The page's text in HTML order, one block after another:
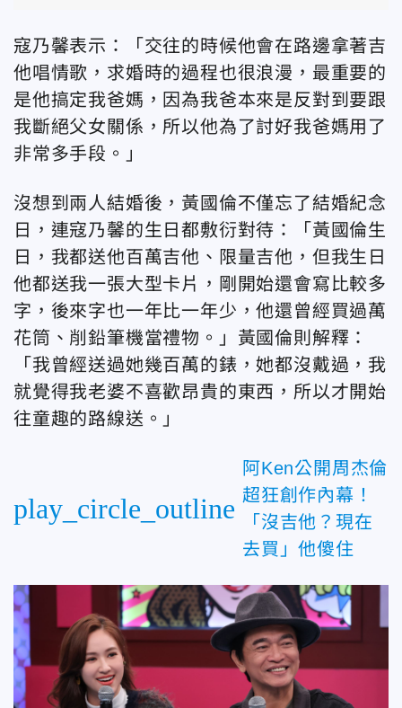
寇乃馨表示：「交往的時候他會在路邊拿著吉
他唱情歌，求婚時的過程也很浪漫，最重要的
是他搞定我爸媽，因為我爸本來是反對到要跟
我斷絕父女關係，所以他為了討好我爸媽用了
非常多手段。」
沒想到兩人結婚後，黃國倫不僅忘了結婚紀念
日，連寇乃馨的生日都敷衍對待：「黃國倫生
日，我都送他百萬吉他、限量吉他，但我生日
他都送我一張大型卡片，剛開始還會寫比較多
字，後來字也一年比一年少，他還曾經買過萬
花筒、削鉛筆機當禮物。」黃國倫則解釋：
「我曾經送過她幾百萬的錶，她都沒戴過，我
就覺得我老婆不喜歡昂貴的東西，所以才開始
往童趣的路線送。」
play_circle_outline
阿Ken公開周杰倫
超狂創作內幕！
「沒吉他？現在
去買」他傻住